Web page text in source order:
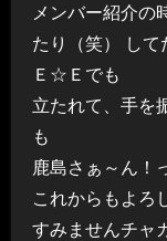
メンバー紹介の
たり（笑） し
Ｅ☆Ｅでも
立たれて、手を
も
鹿島さぁ～ん！
これからもよろ
すみませんチャ